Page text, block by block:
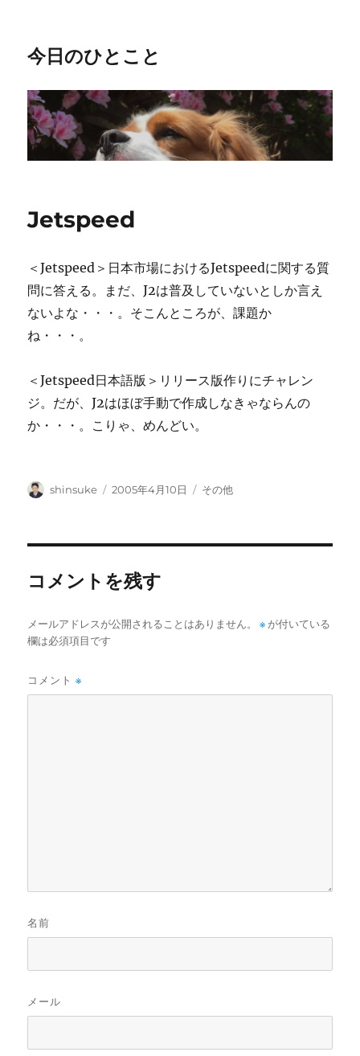
今日のひとこと
Jetspeed
＜Jetspeed＞日本市場におけるJetspeedに関する質
問に答える。まだ、J2は普及していないとしか言え
ないよな・・・。そこんところが、課題か
ね・・・。
＜Jetspeed日本語版＞リリース版作りにチャレン
ジ。だが、J2はほぼ手動で作成しなきゃならんの
か・・・。こりゃ、めんどい。
投
shinsuke
投
2005年4月10日
カ
その他
コメントを残す
メールアドレスが公開されることはありません。 ※が付いている
欄は必須項目です
コメント※
名前
メール